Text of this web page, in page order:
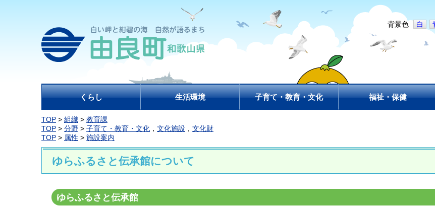
背景色 白
くらし 生活環境 子育て・教育・文化 福祉・保健
TOP > 組織 > 教育課
TOP > 分野 > 子育て・教育・文化 ， 文化施設 ， 文化財
TOP > 属性 > 施設案内
ゆらふるさと伝承館について
ゆらふるさと伝承館